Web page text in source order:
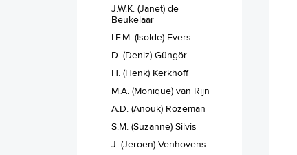
J.W.K. (Janet) de
Beukelaar
I.F.M. (Isolde) Evers
D. (Deniz) Güngör
H. (Henk) Kerkhoff
M.A. (Monique) van Rijn
A.D. (Anouk) Rozeman
S.M. (Suzanne) Silvis
J. (Jeroen) Venhovens